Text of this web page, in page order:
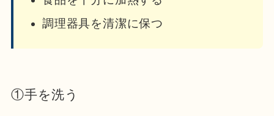
調理器具を清潔に保つ
①手を洗う